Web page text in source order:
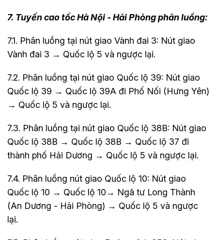
7. Tuyến cao tốc Hà Nội - Hải Phòng phân luồng:
7.1. Phân luồng tại nút giao Vành đai 3: Nút giao
Vành đai 3 → Quốc lộ 5 và ngược lại.
7.2. Phân luồng tại nút giao Quốc lộ 39: Nút giao
Quốc lộ 39 → Quốc lộ 39A đi Phố Nối (Hưng Yên)
→ Quốc lộ 5 và ngược lại.
7.3. Phân luồng tại nút giao Quốc lộ 38B: Nút giao
Quốc lộ 38B → Quốc lộ 38B → Quốc lộ 37 đi
thành phố Hải Dương → Quốc lộ 5 và ngược lại.
7.4. Phân luồng nút giao Quốc lộ 10: Nút giao
Quốc lộ 10 → Quốc lộ 10→ Ngã tư Long Thành
(An Dương - Hải Phòng) → Quốc lộ 5 và ngược
lại.